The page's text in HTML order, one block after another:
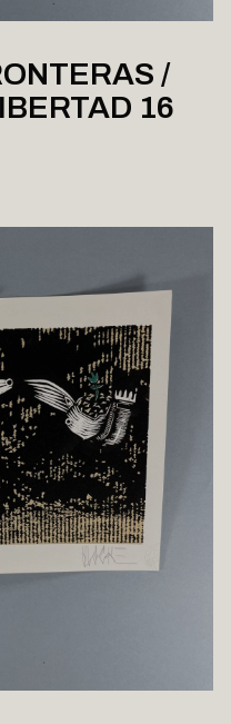
/
16